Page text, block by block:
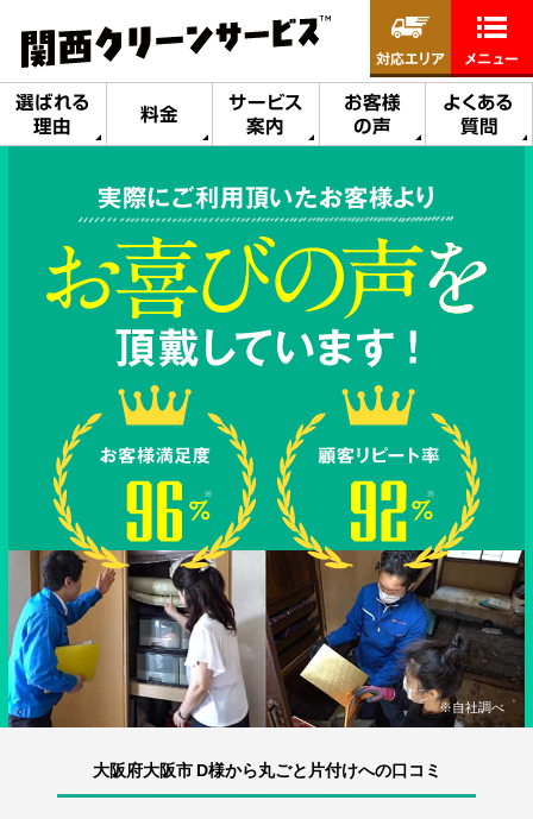
選ばれる
理由
料金
サービス
案内
お客様
の声
よくある
質問
対応エリア メニュー
実際にご利用頂いたお客様より
※自社調べ
大阪府大阪市 D様から丸ごと片付けへの口コミ